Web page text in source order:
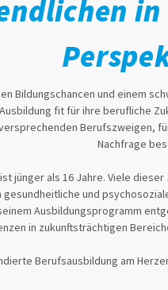
Bildungschancen und einem
fit für ihre berufliche
Berufszweigen,
Nachfrage
jünger als 16 Jahre. Viele
gesundheitliche und
Ausbildungsprogramm
in zukunftsträchtigen
Berufsausbildung am